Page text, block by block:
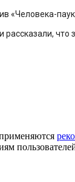
«Человека-
что